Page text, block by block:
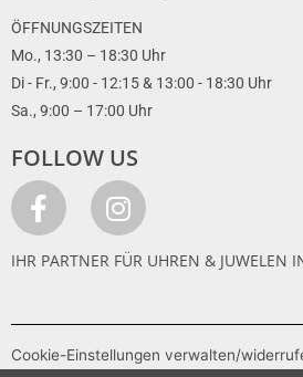
ÖFFNUNGSZEITEN
Mo., 13:30 – 18:30 Uhr
Di - Fr., 9:00 - 12:15 & 13:00 - 18:30 Uhr
Sa., 9:00 – 17:00 Uhr
FOLLOW US
IHR PARTNER FÜR UHREN & JUWELEN
Cookie-Einstellungen verwalten/